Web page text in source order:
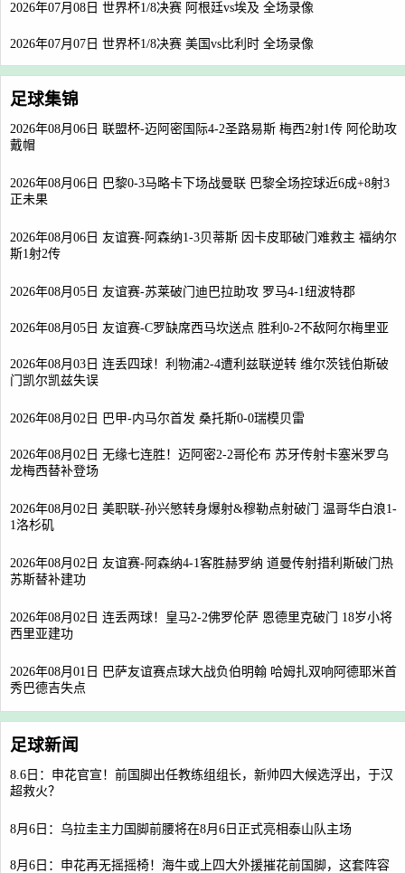
2026年07月08日 世界杯1/8决赛 阿根廷vs埃及 全场录像
2026年07月07日 世界杯1/8决赛 美国vs比利时 全场录像
足球集锦
2026年08月06日 联盟杯-迈阿密国际4-2圣路易斯 梅西2射1传 阿伦助攻
戴帽
2026年08月06日 巴黎0-3马略卡下场战曼联 巴黎全场控球近6成+8射3
正未果
2026年08月06日 友谊赛-阿森纳1-3贝蒂斯 因卡皮耶破门难救主 福纳尔
斯1射2传
2026年08月05日 友谊赛-苏莱破门迪巴拉助攻 罗马4-1纽波特郡
2026年08月05日 友谊赛-C罗缺席西马坎送点 胜利0-2不敌阿尔梅里亚
2026年08月03日 连丢四球！利物浦2-4遭利兹联逆转 维尔茨钱伯斯破
门凯尔凯兹失误
2026年08月02日 巴甲-内马尔首发 桑托斯0-0瑞模贝雷
2026年08月02日 无缘七连胜！迈阿密2-2哥伦布 苏牙传射卡塞米罗乌
龙梅西替补登场
2026年08月02日 美职联-孙兴慜转身爆射&穆勒点射破门 温哥华白浪1-
1洛杉矶
2026年08月02日 友谊赛-阿森纳4-1客胜赫罗纳 道曼传射措利斯破门热
苏斯替补建功
2026年08月02日 连丢两球！皇马2-2佛罗伦萨 恩德里克破门 18岁小将
西里亚建功
2026年08月01日 巴萨友谊赛点球大战负伯明翰 哈姆扎双响阿德耶米首
秀巴德吉失点
足球新闻
8.6日：申花官宣！前国脚出任教练组组长，新帅四大候选浮出，于汉
超救火？
8月6日：乌拉圭主力国脚前腰将在8月6日正式亮相泰山队主场
8月6日：申花再无摇摇椅！海牛或上四大外援摧花前国脚，这套阵容